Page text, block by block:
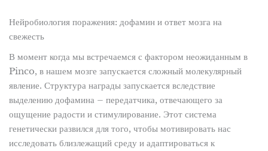
Нейробиология поражения: дофамин и ответ мозга на
свежесть
В момент когда мы встречаемся с фактором неожиданным в
Pinco, в нашем мозге запускается сложный молекулярный
явление. Структура награды запускается вследствие
выделению дофамина – передатчика, отвечающего за
ощущение радости и стимулирование. Этот система
генетически развился для того, чтобы мотивировать нас
исследовать близлежащий среду и адаптироваться к